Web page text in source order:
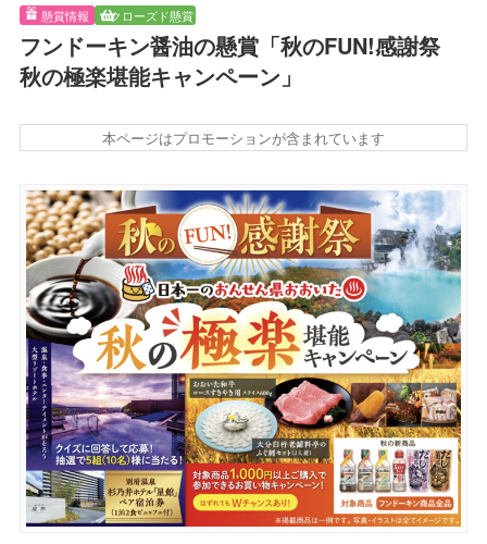
懸賞情報 クローズド懸賞
フンドーキン醤油の懸賞「秋のFUN!感謝祭
秋の極楽堪能キャンペーン」
本ページはプロモーションが含まれています